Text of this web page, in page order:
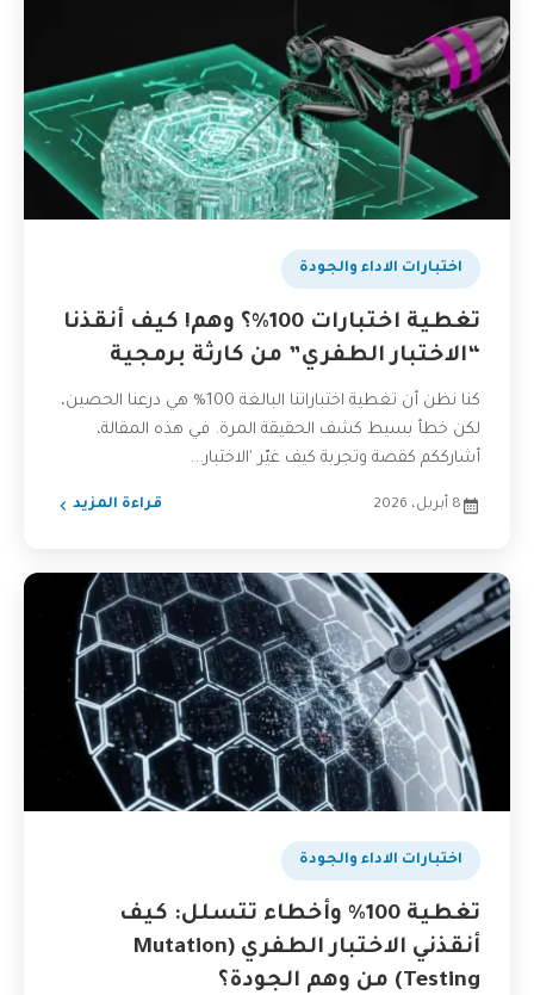
اختبارات الاداء والجودة
تغطية اختبارات 100%؟ وهم! كيف أنقذنا
“الاختبار الطفري” من كارثة برمجية
كنا نظن أن تغطية اختباراتنا البالغة 100% هي درعنا الحصين،
لكن خطأ بسيط كشف الحقيقة المرة. في هذه المقالة،
أشارككم كقصة وتجربة كيف غيّر 'الاختبار...
8 أبريل، 2026 قراءة المزيد
اختبارات الاداء والجودة
تغطية 100% وأخطاء تتسلل: كيف
أنقذني الاختبار الطفري (Mutation
Testing) من وهم الجودة؟